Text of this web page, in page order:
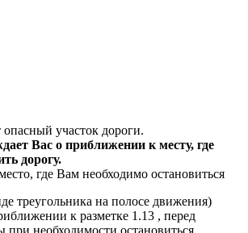
опасный участок дороги.
Вас о приближении к месту, где
дорогу.
где Вам необходимо остановиться
треугольника на полосе движения)
к разметке 1.13 , перед
необходимости остановиться,